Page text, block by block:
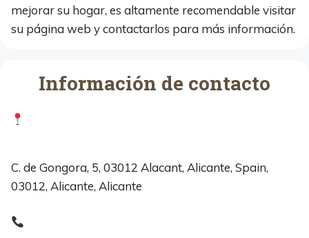
mejorar su hogar, es altamente recomendable visitar
su página web y contactarlos para más información.
Información de contacto
C. de Gongora, 5, 03012 Alacant, Alicante, Spain,
03012, Alicante, Alicante